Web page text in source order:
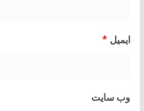
ایمیل *
وب‌ سایت